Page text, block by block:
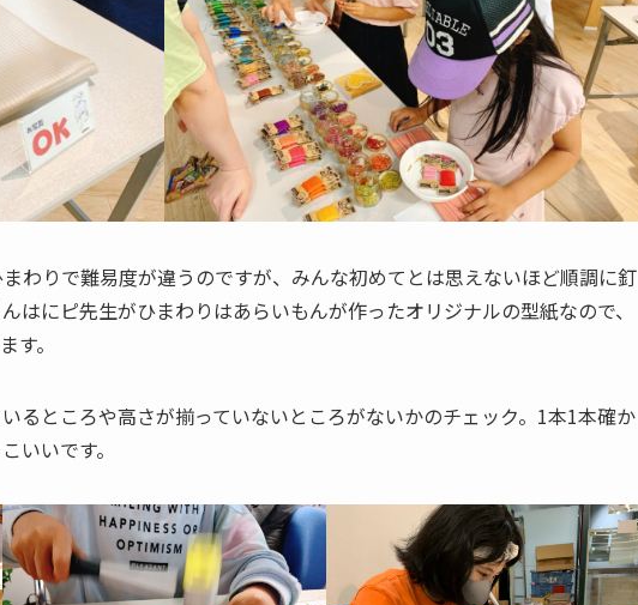
わりで難易度が違うのですが、みんな初めてとは思えないほど順調に釘
はにピ先生がひまわりはあらいもんが作ったオリジナルの型紙なので、
す。
るところや高さが揃っていないところがないかのチェック。1本1本確か
いいです。